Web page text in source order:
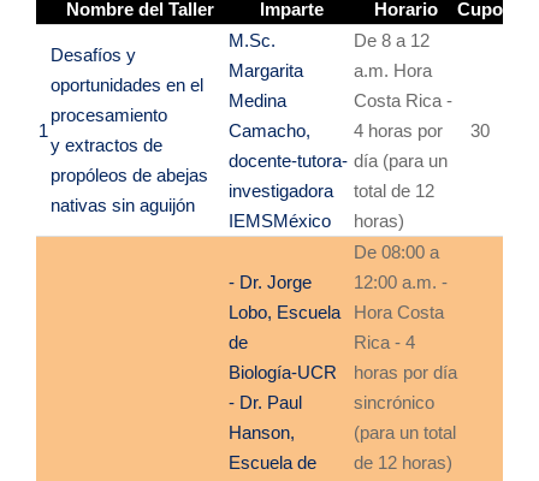
Nombre del Taller Imparte Horario Cupo
1
Desafíos y
oportunidades en el
procesamiento
y extractos de
propóleos de abejas
nativas sin aguijón
M.Sc.
Margarita
Medina
Camacho,
docente-tutora-
investigadora
IEMSMéxico
De 8 a 12
a.m. Hora
Costa Rica -
4 horas por
día (para un
total de 12
horas)
30
- Dr. Jorge
Lobo, Escuela
de
Biología-UCR
- Dr. Paul
Hanson,
Escuela de
De 08:00 a
12:00 a.m. -
Hora Costa
Rica - 4
horas por día
sincrónico
(para un total
de 12 horas)